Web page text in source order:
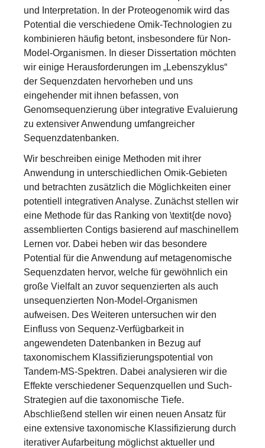
und Interpretation. In der Proteogenomik wird das
Potential die verschiedene Omik-Technologien zu
kombinieren häufig betont, insbesondere für Non-
Model-Organismen. In dieser Dissertation möchten
wir einige Herausforderungen im „Lebenszyklus“
der Sequenzdaten hervorheben und uns
eingehender mit ihnen befassen, von
Genomsequenzierung über integrative Evaluierung
zu extensiver Anwendung umfangreicher
Sequenzdatenbanken.
Wir beschreiben einige Methoden mit ihrer
Anwendung in unterschiedlichen Omik-Gebieten
und betrachten zusätzlich die Möglichkeiten einer
potentiell integrativen Analyse. Zunächst stellen wir
eine Methode für das Ranking von \textit{de novo}
assemblierten Contigs basierend auf maschinellem
Lernen vor. Dabei heben wir das besondere
Potential für die Anwendung auf metagenomische
Sequenzdaten hervor, welche für gewöhnlich ein
große Vielfalt an zuvor sequenzierten als auch
unsequenzierten Non-Model-Organismen
aufweisen. Des Weiteren untersuchen wir den
Einfluss von Sequenz-Verfügbarkeit in
angewendeten Datenbanken in Bezug auf
taxonomischem Klassifizierungspotential von
Tandem-MS-Spektren. Dabei analysieren wir die
Effekte verschiedener Sequenzquellen und Such-
Strategien auf die taxonomische Tiefe.
Abschließend stellen wir einen neuen Ansatz für
eine extensive taxonomische Klassifizierung durch
iterativer Aufarbeitung möglichst aktueller und